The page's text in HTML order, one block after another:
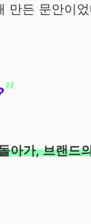
든 문안이
아가, 브랜드